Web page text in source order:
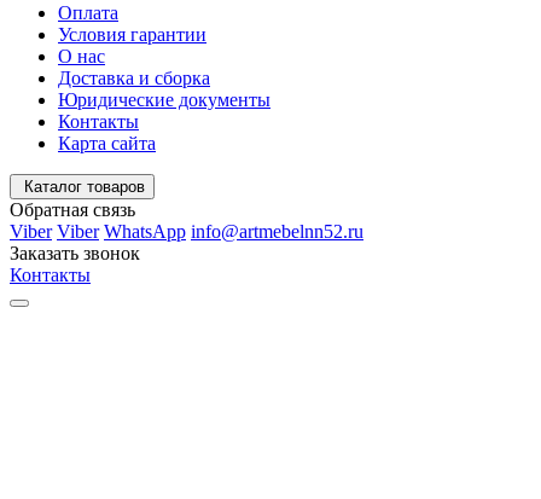
Оплата
Условия гарантии
О нас
Доставка и сборка
Юридические документы
Контакты
Карта сайта
Каталог товаров
Обратная связь
Viber Viber WhatsApp info@artmebelnn52.ru
Заказать звонок
Контакты